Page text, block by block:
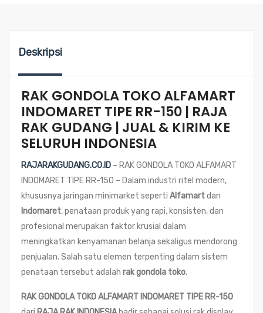
Deskripsi
RAK GONDOLA TOKO ALFAMART
INDOMARET TIPE RR-150 | RAJA
RAK GUDANG | JUAL & KIRIM KE
SELURUH INDONESIA
RAJARAKGUDANG.CO.ID – RAK GONDOLA TOKO ALFAMART
INDOMARET TIPE RR-150 – Dalam industri ritel modern,
khususnya jaringan minimarket seperti Alfamartdan
Indomaret, penataan produk yang rapi, konsisten, dan
profesional merupakan faktor krusial dalam
meningkatkan kenyamanan belanja sekaligus mendorong
penjualan. Salah satu elemen terpenting dalam sistem
penataan tersebut adalah rak gondola toko.
RAK GONDOLA TOKO ALFAMART INDOMARET TIPE RR-150